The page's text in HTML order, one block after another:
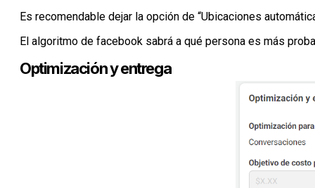
Es recomendable dejar la opción de “Ubicaciones
El algoritmo de facebook sabrá a qué persona es más
Optimización y entrega